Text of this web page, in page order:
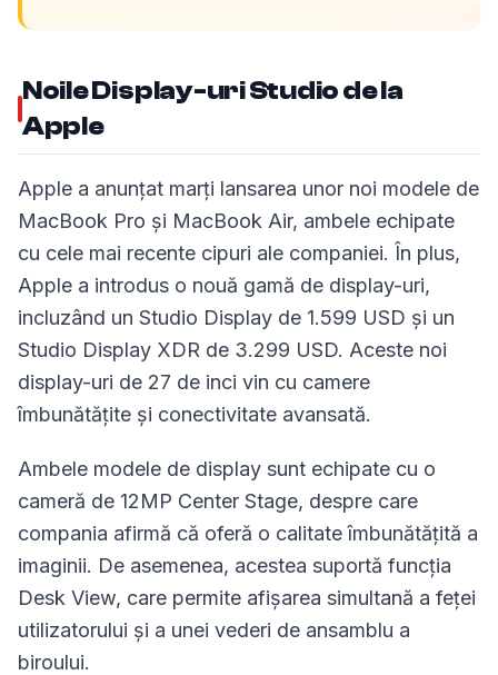
Noile Display-uri Studio de la
Apple
Apple a anunțat marți lansarea unor noi modele de
MacBook Pro și MacBook Air, ambele echipate
cu cele mai recente cipuri ale companiei. În plus,
Apple a introdus o nouă gamă de display-uri,
incluzând un Studio Display de 1.599 USD și un
Studio Display XDR de 3.299 USD. Aceste noi
display-uri de 27 de inci vin cu camere
îmbunătățite și conectivitate avansată.
Ambele modele de display sunt echipate cu o
cameră de 12MP Center Stage, despre care
compania afirmă că oferă o calitate îmbunătățită a
imaginii. De asemenea, acestea suportă funcția
Desk View, care permite afișarea simultană a feței
utilizatorului și a unei vederi de ansamblu a
biroului.